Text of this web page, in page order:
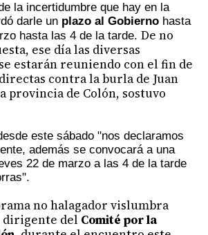
la incertidumbre que hay en la
darle un plazo al Gobierno hasta
hasta las 4 de la tarde.De no
ese día las diversas
estarán reuniendo con el fin de
contra la burla de Juan
provincia de Colón, sostuvo
este sábado "nos declaramos
además se convocará a una
22 de marzo a las 4 de la tarde
no halagador vislumbra
dirigente del Comité por la